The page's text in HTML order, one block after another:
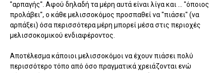
"αρπαγής". Αφού δηλαδή τα μέρη αυτά είναι λίγα και ... "όποιος
προλάβει", ο κάθε μελισσοκόμος προσπαθεί να "πιάσει" (να
αρπάξει) όσα περισσότερα μέρη μπορεί μέσα στις περιοχές
μελισσοκομικού ενδιαφέροντος.
Αποτέλεσμα κάποιοι μελισσοκόμοι να έχουν πιάσει πολύ
περισσότερο τόπο από όσο πραγματικά χρειάζονται ενώ